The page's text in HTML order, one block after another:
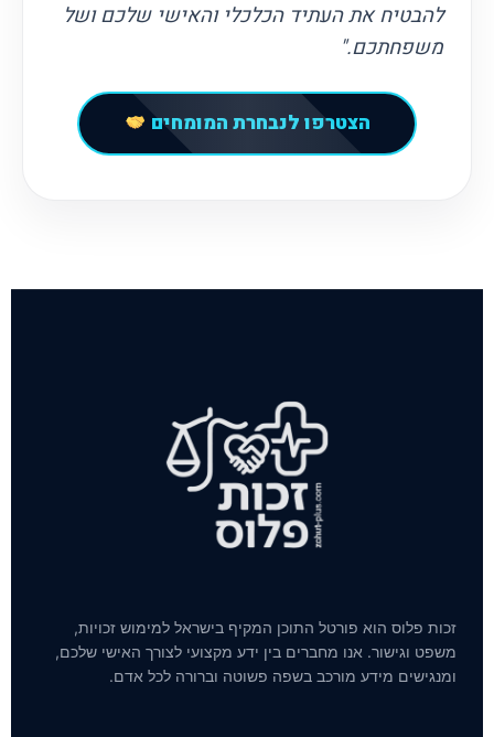
להבטיח את העתיד הכלכלי והאישי שלכם ושל
משפחתכם."
הצטרפו לנבחרת המומחים
זכות פלוס הוא פורטל התוכן המקיף בישראל למימוש זכויות,
משפט וגישור. אנו מחברים בין ידע מקצועי לצורך האישי שלכם,
ומנגישים מידע מורכב בשפה פשוטה וברורה לכל אדם.